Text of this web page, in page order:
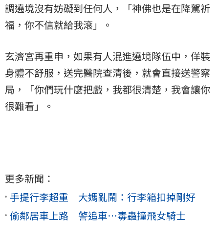
調遶境沒有妨礙到任何人，「神佛也是在降駕祈
福，你不信就給我滾」。
玄濟宮再重申，如果有人混進遶境隊伍中，佯裝
身體不舒服，送完醫院查清後，就會直接送警察
局，「你們玩什麼把戲，我都很清楚，我會讓你
很難看」。
更多新聞：
手提行李超重 大媽亂鬧：行李箱扣掉剛好
偷鄰居車上路 警追車…毒蟲撞飛女騎士